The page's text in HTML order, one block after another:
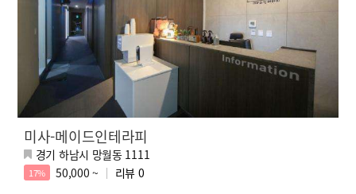
미사-메이드인테라피
경기 하남시 망월동 1111
17% 50,000 ~ 리뷰 0